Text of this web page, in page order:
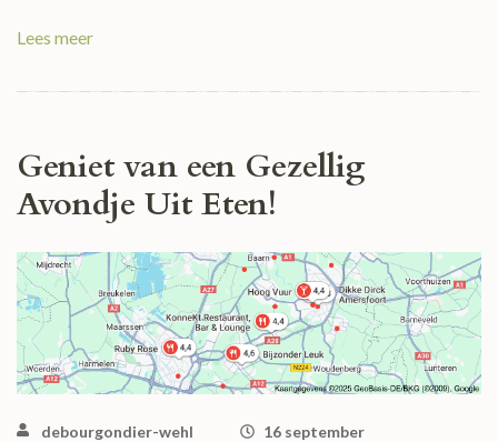
Lees meer
Geniet van een Gezellig
Avondje Uit Eten!
debourgondier-wehl
16 september